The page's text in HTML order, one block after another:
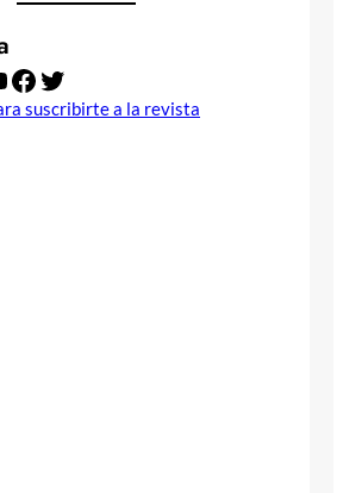
Facebook Twitter
suscribirte a la revista